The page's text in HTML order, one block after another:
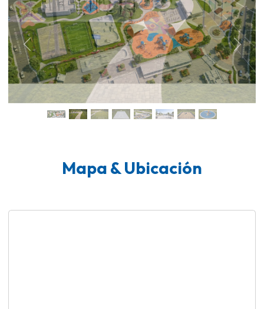
Previous Next
Mapa & Ubicación